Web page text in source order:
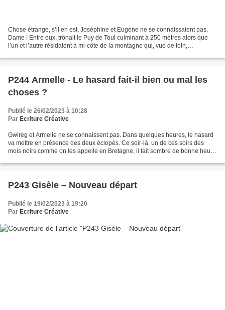
Chose étrange, s’il en est, Joséphine et Eugène ne se connaissaient pas.
Dame ! Entre eux, trônait le Puy de Toul culminant à 250 mètres alors que
l’un et l’autre résidaient à mi-côte de la montagne qui, vue de loin,
P244 Armelle - Le hasard fait-il bien ou mal les
choses ?
Publié le 26/02/2023 à 10:28
Par Ecriture Créative
Gwireg et Armelle ne se connaissent pas. Dans quelques heures, le hasard
va mettre en présence des deux éclopés. Ce soir-là, un de ces soirs des
mois noirs comme on les appelle en Bretagne, il fait sombre de bonne heure
P243 Gisèle – Nouveau départ
Publié le 19/02/2023 à 19:20
Par Ecriture Créative